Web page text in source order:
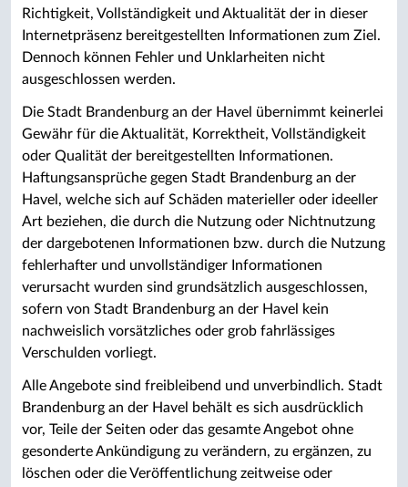
Richtigkeit, Vollständigkeit und Aktualität der in dieser
Internetpräsenz bereitgestellten Informationen zum Ziel.
Dennoch können Fehler und Unklarheiten nicht
ausgeschlossen werden.
Die Stadt Brandenburg an der Havel übernimmt keinerlei
Gewähr für die Aktualität, Korrektheit, Vollständigkeit
oder Qualität der bereitgestellten Informationen.
Haftungsansprüche gegen Stadt Brandenburg an der
Havel, welche sich auf Schäden materieller oder ideeller
Art beziehen, die durch die Nutzung oder Nichtnutzung
der dargebotenen Informationen bzw. durch die Nutzung
fehlerhafter und unvollständiger Informationen
verursacht wurden sind grundsätzlich ausgeschlossen,
sofern von Stadt Brandenburg an der Havel kein
nachweislich vorsätzliches oder grob fahrlässiges
Verschulden vorliegt.
Alle Angebote sind freibleibend und unverbindlich. Stadt
Brandenburg an der Havel behält es sich ausdrücklich
vor, Teile der Seiten oder das gesamte Angebot ohne
gesonderte Ankündigung zu verändern, zu ergänzen, zu
löschen oder die Veröffentlichung zeitweise oder